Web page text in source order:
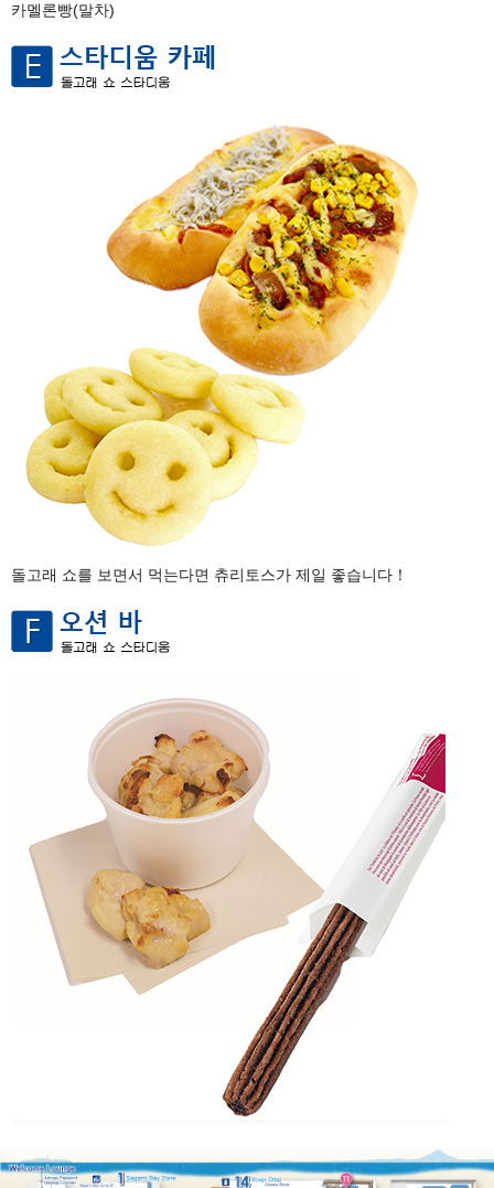
카멜론빵(말차)
돌고래 쇼를 보면서 먹는다면 츄리토스가 제일 좋습니다！